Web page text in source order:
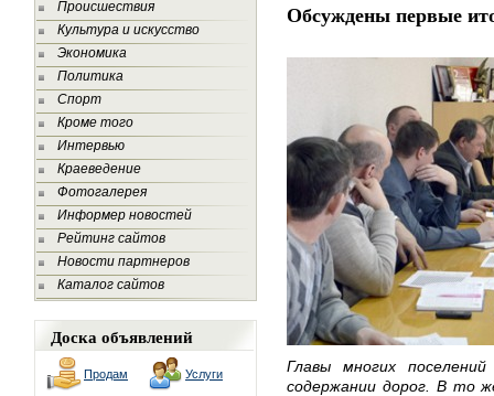
Происшествия
Культура и искусство
Экономика
Политика
Спорт
Кроме того
Интервью
Краеведение
Фотогалерея
Информер новостей
Рейтинг сайтов
Новости партнеров
Каталог сайтов
Доска объявлений
Продам Услуги
Обсуждены первые
Главы многих
содержании дорог. В то